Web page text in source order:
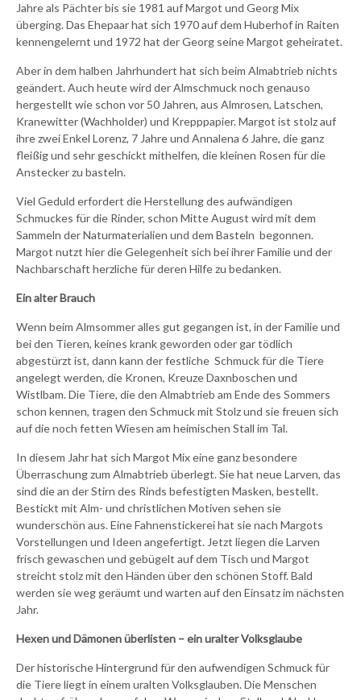
Jahre als Pächter bis sie 1981 auf Margot und Georg Mix
überging. Das Ehepaar hat sich 1970 auf dem Huberhof in Raiten
kennengelernt und 1972 hat der Georg seine Margot geheiratet.
Aber in dem halben Jahrhundert hat sich beim Almabtrieb nichts
geändert. Auch heute wird der Almschmuck noch genauso
hergestellt wie schon vor 50 Jahren, aus Almrosen, Latschen,
Kranewitter (Wachholder) und Krepppapier. Margot ist stolz auf
ihre zwei Enkel Lorenz, 7 Jahre und Annalena 6 Jahre, die ganz
fleißig und sehr geschickt mithelfen, die kleinen Rosen für die
Anstecker zu basteln.
Viel Geduld erfordert die Herstellung des aufwändigen
Schmuckes für die Rinder, schon Mitte August wird mit dem
Sammeln der Naturmaterialien und dem Basteln begonnen.
Margot nutzt hier die Gelegenheit sich bei ihrer Familie und der
Nachbarschaft herzliche für deren Hilfe zu bedanken.
Ein alter Brauch
Wenn beim Almsommer alles gut gegangen ist, in der Familie und
bei den Tieren, keines krank geworden oder gar tödlich
abgestürzt ist, dann kann der festliche Schmuck für die Tiere
angelegt werden, die Kronen, Kreuze Daxnboschen und
Wistlbam. Die Tiere, die den Almabtrieb am Ende des Sommers
schon kennen, tragen den Schmuck mit Stolz und sie freuen sich
auf die noch fetten Wiesen am heimischen Stall im Tal.
In diesem Jahr hat sich Margot Mix eine ganz besondere
Überraschung zum Almabtrieb überlegt. Sie hat neue Larven, das
sind die an der Stirn des Rinds befestigten Masken, bestellt.
Bestickt mit Alm- und christlichen Motiven sehen sie
wunderschön aus. Eine Fahnenstickerei hat sie nach Margots
Vorstellungen und Ideen angefertigt. Jetzt liegen die Larven
frisch gewaschen und gebügelt auf dem Tisch und Margot
streicht stolz mit den Händen über den schönen Stoff. Bald
werden sie weg geräumt und warten auf den Einsatz im nächsten
Jahr.
Hexen und Dämonen überlisten – ein uralter Volksglaube
Der historische Hintergrund für den aufwendigen Schmuck für
die Tiere liegt in einem uralten Volksglauben. Die Menschen